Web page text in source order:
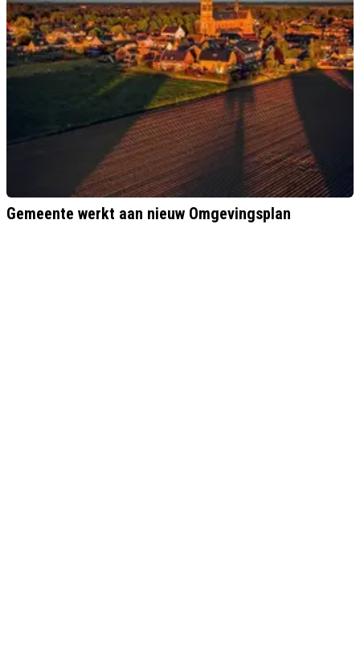
Gemeente werkt aan nieuw Omgevingsplan